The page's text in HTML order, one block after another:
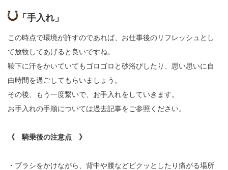
「手入れ」
この時点で環境が許すのであれば、お仕事後のリフレッシュとし
て放牧してあげると良いですね。
鞍下に汗をかいていてもゴロゴロと砂浴びしたり、思い思いに自
由時間を過ごしてもらいましょう。
その後、もう一度繋いで、お手入れをしていきます。
お手入れの手順については過去記事をご参照ください。
《 騎乗後の注意点 》
・ブラシをかけながら、背中や腰などビクッとしたり痛がる場所